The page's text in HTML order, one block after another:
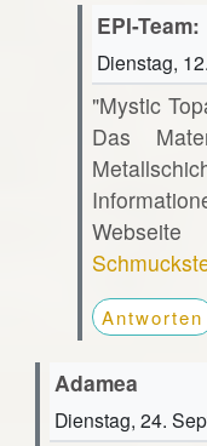
EPI-Team:
Dienstag,
"Mystic
Das
Antworten
Adamea
Dienstag, 24.